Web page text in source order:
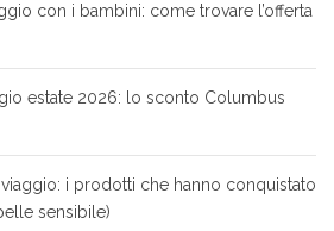
con i bambini: come trovare l’offerta
estate 2026: lo sconto Columbus
i prodotti che hanno conquistato
sensibile)